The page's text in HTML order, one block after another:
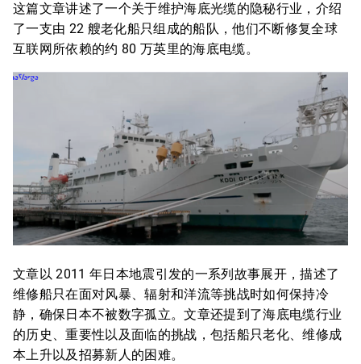
这篇文章讲述了一个关于维护海底光缆的隐秘行业，介绍
了一支由 22 艘老化船只组成的船队，他们不断修复全球
互联网所依赖的约 80 万英里的海底电缆。
文章以 2011 年日本地震引发的一系列故事展开，描述了
维修船只在面对风暴、辐射和洋流等挑战时如何保持冷
静，确保日本不被数字孤立。文章还提到了海底电缆行业
的历史、重要性以及面临的挑战，包括船只老化、维修成
本上升以及招募新人的困难。